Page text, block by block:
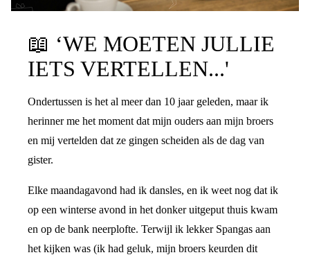
📖 ‘WE MOETEN JULLIE
IETS VERTELLEN...'
Ondertussen is het al meer dan 10 jaar geleden, maar ik
herinner me het moment dat mijn ouders aan mijn broers
en mij vertelden dat ze gingen scheiden als de dag van
gister.
Elke maandagavond had ik dansles, en ik weet nog dat ik
op een winterse avond in het donker uitgeput thuis kwam
en op de bank neerplofte. Terwijl ik lekker Spangas aan
het kijken was (ik had geluk, mijn broers keurden dit